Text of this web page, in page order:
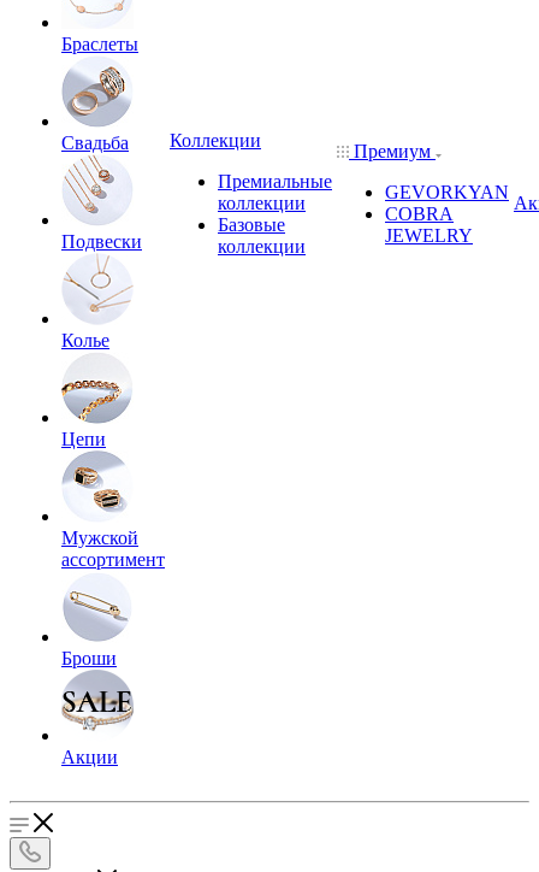
Браслеты
Свадьба
Подвески
Колье
Цепи
Мужской
ассортимент
Броши
Акции
Коллекции
Премиальные
коллекции
Базовые
коллекции
Премиум
GEVORKYAN
COBRA
JEWELRY